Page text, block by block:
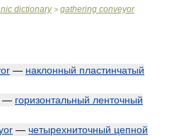
dictionary> gathering conveyor
— наклонный пластинчатый
— горизонтальный ленточный
— четырехниточный цепной